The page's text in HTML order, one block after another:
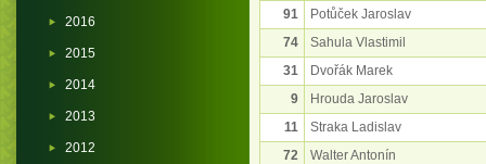
91
Potůček Jaroslav
74
Sahula Vlastimil
31
Dvořák Marek
9
Hrouda Jaroslav
11
Straka Ladislav
72
Walter Antonín
2016
2015
2014
2013
2012